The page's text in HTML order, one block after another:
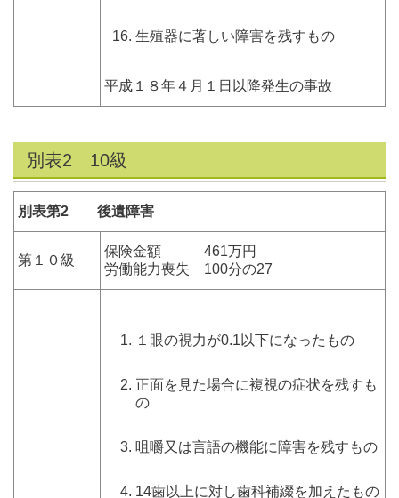
生殖器に著しい障害を残すもの
平成１８年４月１日以降発生の事故
別表2 10級
別表第2 後遺障害
第１０級
保険金額 461万円
労働能力喪失 100分の27
１眼の視力が0.1以下になったもの
正面を見た場合に複視の症状を残すも
の
咀嚼又は言語の機能に障害を残すもの
14歯以上に対し歯科補綴を加えたもの